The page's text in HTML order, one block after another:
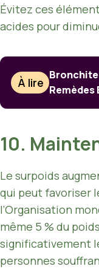
Évitez ces
acides pour
À lire Remèdes
10.
Le surpoids
qui peut favoriser
l’Organisation
même 5 % du
significativement
personnes